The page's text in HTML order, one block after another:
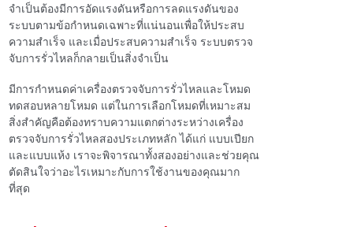
จําเป็นต้องมีการอัดแรงดันหรือการลดแรงดันของ
ระบบตามข้อกําหนดเฉพาะที่แน่นอนเพื่อให้ประสบ
ความสําเร็จ และเมื่อประสบความสําเร็จ ระบบตรวจ
จับการรั่วไหลก็กลายเป็นสิ่งจําเป็น
มีการกําหนดค่าเครื่องตรวจจับการรั่วไหลและโหมด
ทดสอบหลายโหมด แต่ในการเลือกโหมดที่เหมาะสม
สิ่งสําคัญคือต้องทราบความแตกต่างระหว่างเครื่อง
ตรวจจับการรั่วไหลสองประเภทหลัก ได้แก่ แบบเปียก
และแบบแห้ง เราจะพิจารณาทั้งสองอย่างและช่วยคุณ
ตัดสินใจว่าอะไรเหมาะกับการใช้งานของคุณมาก
ที่สุด